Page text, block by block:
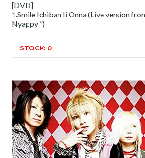
[DVD]
1.Smile Ichiban Ii Onna (Live version
Nyappy ”)
STOCK: 0